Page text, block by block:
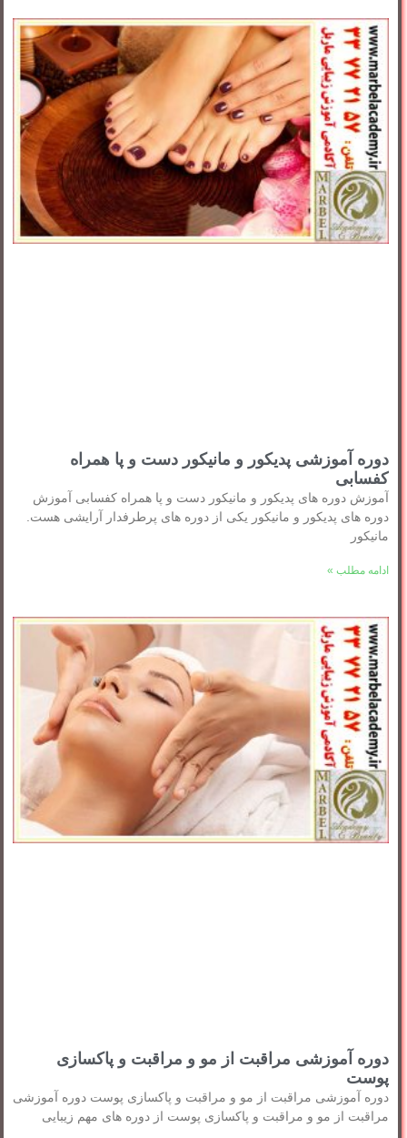
دوره آموزشی پدیکور و مانیکور دست و پا همراه
کفسابی
آموزش دوره های پدیکور و مانیکور دست و پا همراه کفسابی آموزش
دوره های پدیکور و مانیکور یکی از دوره های پرطرفدار آرایشی هست.
مانیکور
ادامه مطلب »
دوره آموزشی مراقبت از مو و مراقبت و پاکسازی
پوست
دوره آموزشی مراقبت از مو و مراقبت و پاکسازی پوست دوره آموزشی
مراقبت از مو و مراقبت و پاکسازی پوست از دوره های مهم زیبایی